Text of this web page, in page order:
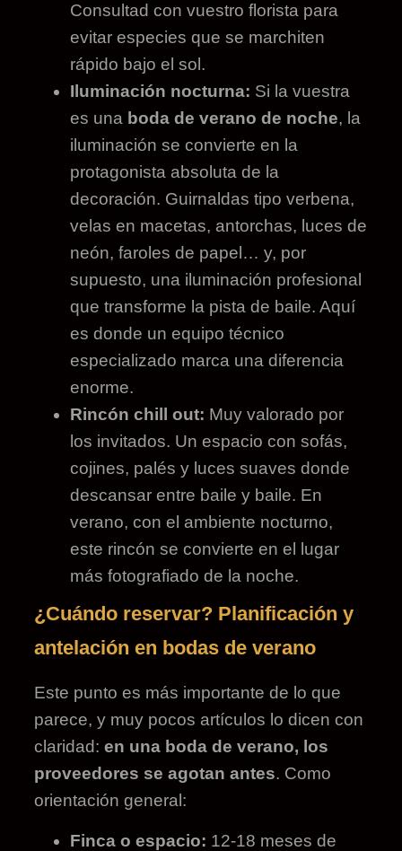
Consultad con vuestro florista para
evitar especies que se marchiten
rápido bajo el sol.
Iluminación nocturna: Si la vuestra
es una boda de verano de noche, la
iluminación se convierte en la
protagonista absoluta de la
decoración. Guirnaldas tipo verbena,
velas en macetas, antorchas, luces de
neón, faroles de papel… y, por
supuesto, una iluminación profesional
que transforme la pista de baile. Aquí
es donde un equipo técnico
especializado marca una diferencia
enorme.
Rincón chill out: Muy valorado por
los invitados. Un espacio con sofás,
cojines, palés y luces suaves donde
descansar entre baile y baile. En
verano, con el ambiente nocturno,
este rincón se convierte en el lugar
más fotografiado de la noche.
¿Cuándo reservar? Planificación y
antelación en bodas de verano
Este punto es más importante de lo que
parece, y muy pocos artículos lo dicen con
claridad:en una boda de verano, los
proveedores se agotan antes. Como
orientación general:
Finca o espacio: 12-18 meses de